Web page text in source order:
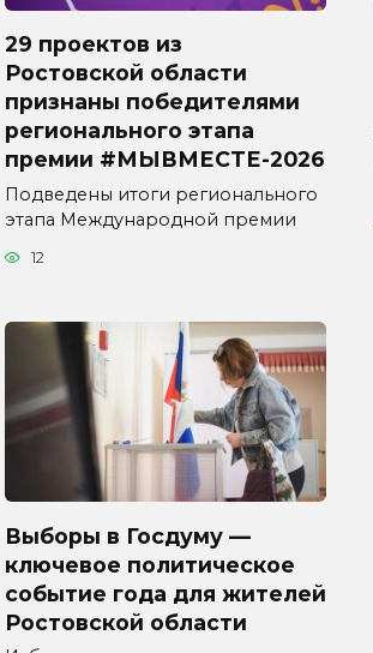
29 проектов из
Ростовской области
признаны победителями
регионального этапа
премии #МЫВМЕСТЕ-2026
Подведены итоги регионального
этапа Международной премии
12
Выборы в Госдуму —
ключевое политическое
событие года для жителей
Ростовской области